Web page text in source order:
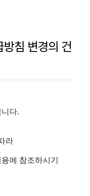
침 변경의 건
다.
라
에 참조하시기